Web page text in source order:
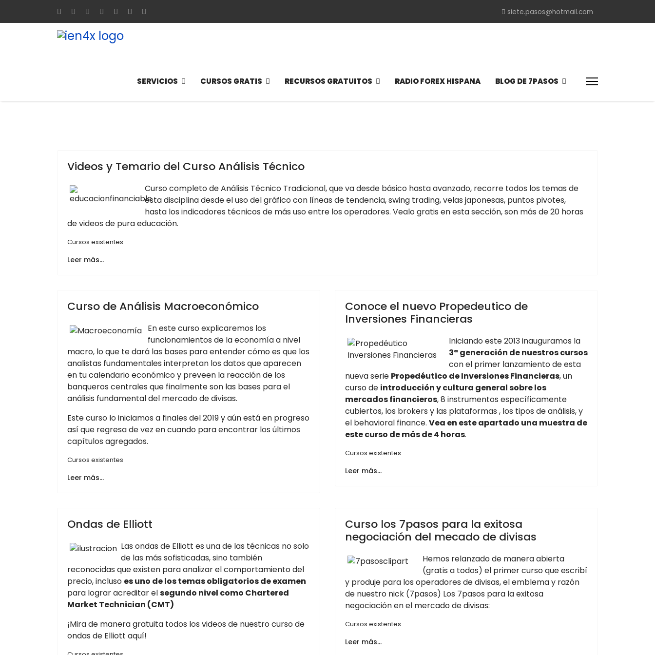
siete.pasos@hotmail.com
SERVICIOS CURSOS GRATIS RECURSOS GRATUITOS RADIO FOREX HISPANA BLOG DE 7PASOS
Videos y Temario del Curso Análisis Técnico
Curso completo de Análisis Técnico Tradicional, que va desde básico hasta avanzado, recorre todos los temas de
esta disciplina desde el uso del gráfico con líneas de tendencia, swing trading, velas japonesas, puntos pivotes,
hasta los indicadores técnicos de más uso entre los operadores. Vealo gratis en esta sección, son más de 20 horas
de videos de pura educación.
Cursos existentes
Leer más…
Curso de Análisis Macroeconómico
En este curso explicaremos los
funcionamientos de la economía a nivel
macro, lo que te dará las bases para entender cómo es que los
analistas fundamentales interpretan los datos que aparecen
en tu calendario económico y preveen la reacción de los
banqueros centrales que finalmente son las bases para el
análisis fundamental del mercado de divisas.
Este curso lo iniciamos a finales del 2019 y aún está en progreso
así que regresa de vez en cuando para encontrar los últimos
capítulos agregados.
Cursos existentes
Leer más…
Conoce el nuevo Propedeutico de
Inversiones Financieras
Iniciando este 2013 inauguramos la
3ª generación de nuestros cursos
con el primer lanzamiento de esta
nueva serie Propedéutico de Inversiones Financieras, un
curso de introducción y cultura general sobre los
mercados financieros, 8 instrumentos específicamente
cubiertos, los brokers y las plataformas , los tipos de análisis, y
el behavioral finance. Vea en este apartado una muestra de
este curso de más de 4 horas.
Cursos existentes
Leer más…
Ondas de Elliott
Las ondas de Elliott es una de las técnicas no solo
de las más sofisticadas, sino también
reconocidas que existen para analizar el comportamiento del
precio, incluso es uno de los temas obligatorios de examen
para lograr acreditar elsegundo nivel como Chartered
Market Technician (CMT)
¡Mira de manera gratuita todos los videos de nuestro curso de
ondas de Elliott aquí!
Curso los 7pasos para la exitosa
negociación del mecado de divisas
Hemos relanzado de manera abierta
(gratis a todos) el primer curso que escribí
y produje para los operadores de divisas, el emblema y razón
de nuestro nick (7pasos) Los 7pasos para la exitosa
negociación en el mercado de divisas:
Cursos existentes
Leer más…